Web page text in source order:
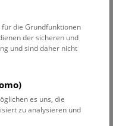
durch das Museum bis
wird zum
16.00, sowie jeden
(English)
die Grundfunktionen
der sicheren und
und sind daher nicht
es uns, die
zu analysieren und